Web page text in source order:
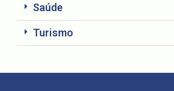
Saúde
Turismo